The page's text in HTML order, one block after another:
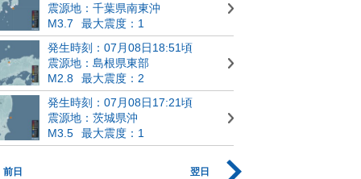
震源地：千葉県南東沖
M3.7
最大震度：1
発生時刻：07月08日18:51頃
震源地：島根県東部
M2.8
最大震度：2
発生時刻：07月08日17:21頃
震源地：茨城県沖
M3.5
最大震度：1
前日 翌日